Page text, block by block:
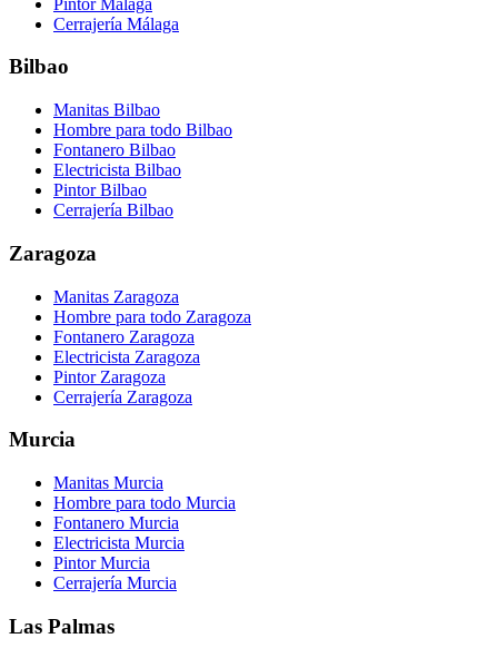
Cerrajería Málaga
Bilbao
Manitas Bilbao
Hombre para todo Bilbao
Fontanero Bilbao
Electricista Bilbao
Pintor Bilbao
Cerrajería Bilbao
Zaragoza
Manitas Zaragoza
Hombre para todo Zaragoza
Fontanero Zaragoza
Electricista Zaragoza
Pintor Zaragoza
Cerrajería Zaragoza
Murcia
Manitas Murcia
Hombre para todo Murcia
Fontanero Murcia
Electricista Murcia
Pintor Murcia
Cerrajería Murcia
Las Palmas